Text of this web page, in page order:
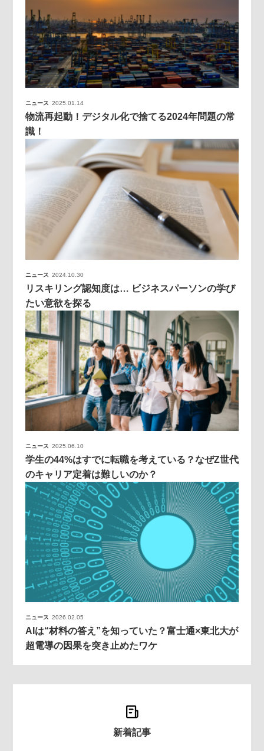
ニュース 2025.01.14
物流再起動！デジタル化で捨てる2024年問題の常
識！
ニュース 2024.10.30
リスキリング認知度は… ビジネスパーソンの学び
たい意欲を探る
ニュース 2025.06.10
学生の44%はすでに転職を考えている？なぜZ世代
のキャリア定着は難しいのか？
ニュース 2026.02.05
AIは“材料の答え”を知っていた？富士通×東北大が
超電導の因果を突き止めたワケ
新着記事